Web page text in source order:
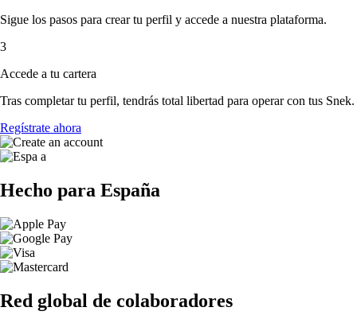
Sigue los pasos para crear tu perfil y accede a nuestra plataforma.
3
Accede a tu cartera
Tras completar tu perfil, tendrás total libertad para operar con tus Snek.
Regístrate ahora
Hecho para España
Red global de colaboradores